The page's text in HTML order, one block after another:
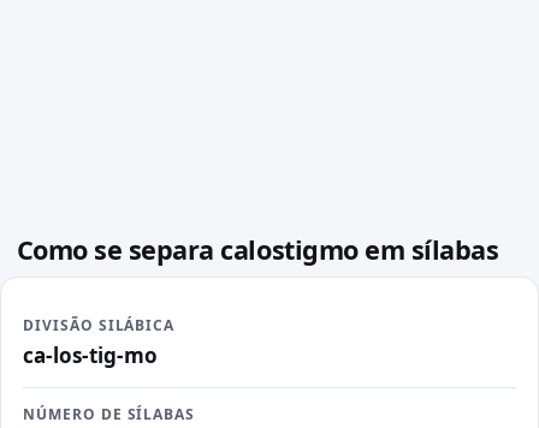
Como se separa calostigmo em sílabas
DIVISÃO SILÁBICA
ca-los-tig-mo
NÚMERO DE SÍLABAS